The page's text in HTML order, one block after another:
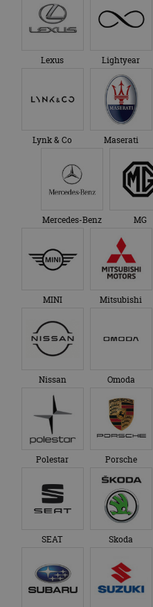
Lexus Lightyear
Lynk & Co Maserati
Mercedes-Benz MG
MINI Mitsubishi
Nissan Omoda
Polestar Porsche
SEAT Skoda